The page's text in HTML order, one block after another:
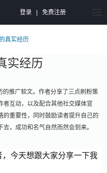
登录 免费注册
真实经历
实经历
推广软文。作者分享了三点刷粉策
者互动，以及配合其他社交媒体宣
重要性，同时鼓励读者提升自己的
，成功和名气自然而然会到来。
今天想跟大家分享一下我